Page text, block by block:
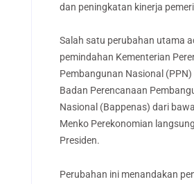
dan peningkatan kinerja
Salah satu perubahan utama
pemindahan Kementerian
Pembangunan Nasional
Badan Perencanaan
Nasional (Bappenas) dari
Menko Perekonomian
Presiden.
Perubahan ini menandakan